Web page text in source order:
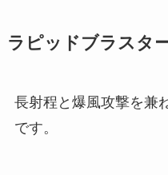
ラピッドブラスタ
長射程と爆風攻撃を兼
です。